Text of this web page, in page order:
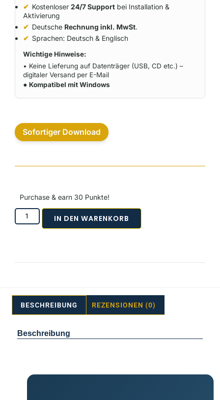
✔ Kostenloser 24/7 Support bei Installation &
Aktivierung
✔ Deutsche Rechnung inkl. MwSt.
✔ Sprachen: Deutsch & Englisch
Wichtige Hinweise:
• Keine Lieferung auf Datenträger (USB, CD etc.) –
digitaler Versand per E-Mail
● Kompatibel mit Windows
Sofortiger Download
Purchase & earn 30 Punkte!
IN DEN WARENKORB
BESCHREIBUNG REZENSIONEN (0)
Beschreibung